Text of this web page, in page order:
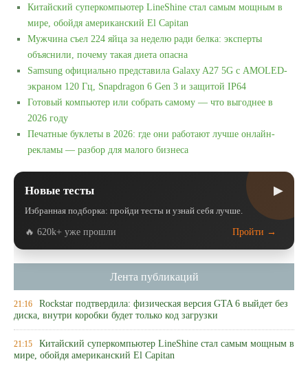
Китайский суперкомпьютер LineShine стал самым мощным в
мире, обойдя американский El Capitan
Мужчина съел 224 яйца за неделю ради белка: эксперты
объяснили, почему такая диета опасна
Samsung официально представила Galaxy A27 5G с AMOLED-
экраном 120 Гц, Snapdragon 6 Gen 3 и защитой IP64
Готовый компьютер или собрать самому — что выгоднее в
2026 году
Печатные буклеты в 2026: где они работают лучше онлайн-
рекламы — разбор для малого бизнеса
Новые тесты ▶
Избранная подборка: пройди тесты и узнай себя лучше.
🔥 620k+ уже прошли Пройти →
Лента публикаций
21:16 Rockstar подтвердила: физическая версия GTA 6 выйдет без
диска, внутри коробки будет только код загрузки
21:15 Китайский суперкомпьютер LineShine стал самым мощным в
мире, обойдя американский El Capitan